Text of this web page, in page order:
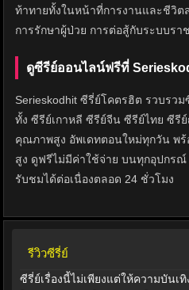
ท้าทายทั้งในหน้าที่การงานและชีวิต
การรักษาผู้ป่วย การต่อสู้กับระบบรา
ดูซีรีย์ออนไลน์ฟรีที่
Serieskodhit ซีรี่ย์โคตรฮิต รวบรว
ทั้ง ซีรีย์เกาหลี ซีรีย์จีน ซีรีย์ไทย ซี
คุณภาพสูง อัพเดทตอนใหม่ทุกวัน พ
สูง ดูฟรีไม่มีค่าใช้จ่าย บนทุกอุปกรณ์
รับชมได้ต่อเนื่องตลอด 24 ชั่วโมง
รีวิวซีรี่ย์
ซีรี่ย์เรื่องนี้ไม่เพียงแต่ให้ความบันเ